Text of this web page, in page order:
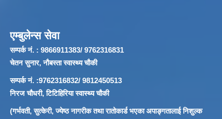
एम्बुलेन्स सेवा
सम्पर्क नं. : 9866911383/ 9762316831
चेतन सुनार, नौबस्ता स्वास्थ्य चौकी
सम्पर्क नं. :9762316832/ 9812450513
निरज चौधरी, टिटिहिरिया स्वास्थ्य चौकी
(गर्भवती, सुत्केरी, ज्येष्ठ नागरीक तथा रातोकार्ड भएका अपाङ्गतालाई निशुल्क